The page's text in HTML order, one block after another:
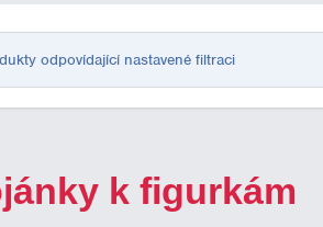
odpovídající nastavené filtraci
k figurkám